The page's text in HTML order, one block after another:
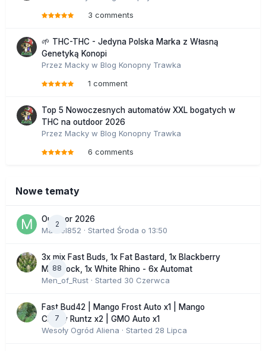
3 comments
🌱 THC-THC - Jedyna Polska Marka z Własną
Genetyką Konopi
Przez Macky w Blog Konopny Trawka
1 comment
Top 5 Nowoczesnych automatów XXL bogatych w
THC na outdoor 2026
Przez Macky w Blog Konopny Trawka
6 comments
Nowe tematy
2
Outdoor 2026
Marcel852 · Started Środa o 13:50
88
3x mix Fast Buds, 1x Fat Bastard, 1x Blackberry
Moonrock, 1x White Rhino - 6x Automat
Men_of_Rust · Started 30 Czerwca
7
Fast Bud42 | Mango Frost Auto x1 | Mango
Cherry Runtz x2 | GMO Auto x1
Wesoły Ogród Aliena · Started 28 Lipca